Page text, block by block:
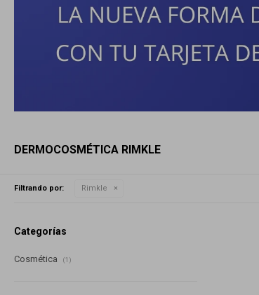
DERMOCOSMÉTICA RIMKLE
Filtrando por: Rimkle
Categorías
Cosmética (1)